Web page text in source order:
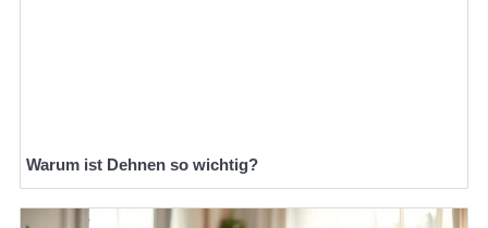
Warum ist Dehnen so wichtig?